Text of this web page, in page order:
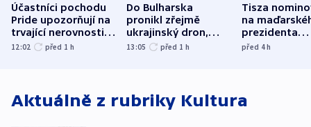
Účastníci pochodu
Pride upozorňují na
trvající nerovnosti i
společenskou
12:02 před 1 h
Do Bulharska
pronikl zřejmě
ukrajinský dron,
explodoval kilometr
13:05 před 1 h
Tisza
na
prezidenta
bývalého
před 4h
Aktuálně z rubriky Kultura